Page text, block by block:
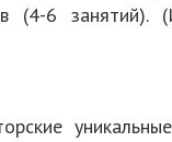
(4-6